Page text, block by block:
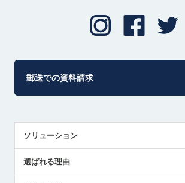
郵送での資料請求
ソリューション
解決策提案
選ばれる理由